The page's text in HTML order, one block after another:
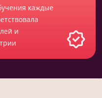
каждые
и